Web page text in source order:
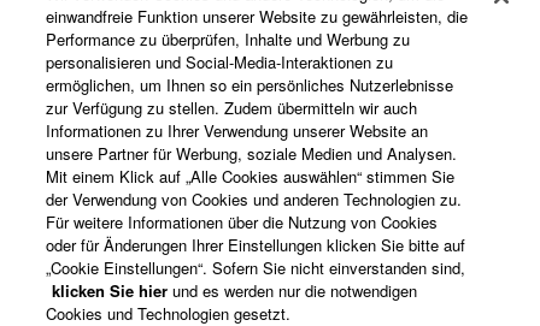
Über Yamaha
Österreich - German
Business
einwandfreie Funktion unserer Website zu gewährleisten, die
Performance zu überprüfen, Inhalte und Werbung zu
personalisieren und Social-Media-Interaktionen zu
ermöglichen, um Ihnen so ein persönliches Nutzerlebnisse
zur Verfügung zu stellen. Zudem übermitteln wir auch
Informationen zu Ihrer Verwendung unserer Website an
unsere Partner für Werbung, soziale Medien und Analysen.
Mit einem Klick auf „Alle Cookies auswählen“ stimmen Sie
der Verwendung von Cookies und anderen Technologien zu.
Für weitere Informationen über die Nutzung von Cookies
oder für Änderungen Ihrer Einstellungen klicken Sie bitte auf
„Cookie Einstellungen“. Sofern Sie nicht einverstanden sind,
klicken Sie hier und es werden nur die notwendigen
Cookies und Technologien gesetzt.